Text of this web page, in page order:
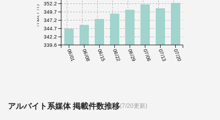
06/01 06/08 06/15 06/22 06/29 07/06 07/13 07/20
件数(千件)
339.6
342.2
344.7
347.2
349.7
352.2
アルバイト系媒体 掲載件数推移(7/20更新)